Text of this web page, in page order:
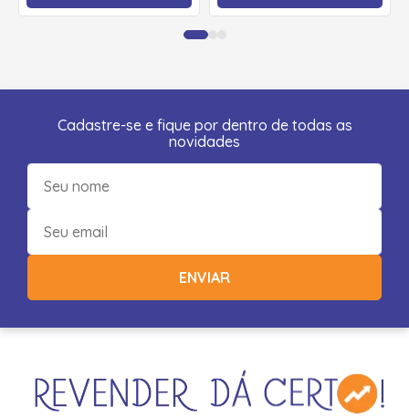
Cadastre-se e fique por dentro de todas as
novidades
ENVIAR